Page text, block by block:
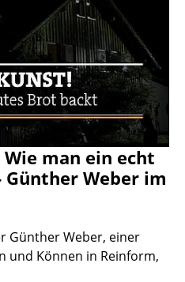
man ein echt
Weber im
Günther Weber, einer
und Können in Reinform,